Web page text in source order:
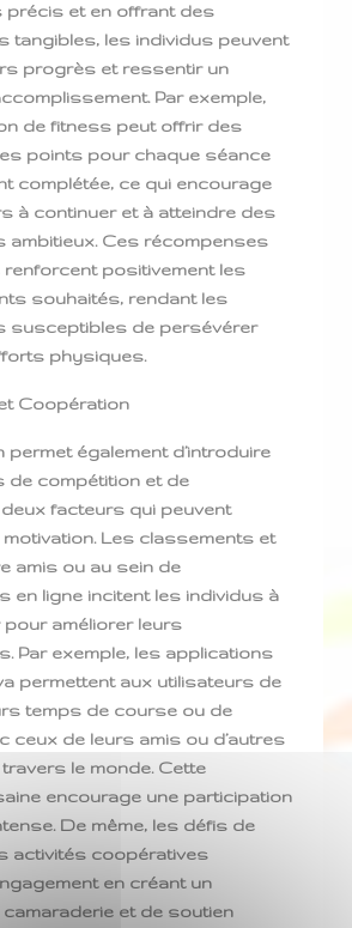
précis et en offrant des
tangibles, les individus peuvent
progrès et ressentir un
Par exemple,
de fitness peut offrir des
points pour chaque séance
complétée, ce qui encourage
à continuer et à atteindre des
ambitieux. Ces récompenses
renforcent positivement les
souhaités, rendant les
susceptibles de persévérer
physiques.
Coopération
permet également d’introduire
de compétition et de
facteurs qui peuvent
motivation. Les classements et
amis ou au sein de
en ligne incitent les individus à
améliorer leurs
Par exemple, les applications
permettent aux utilisateurs de
temps de course ou de
ceux de leurs amis ou d’autres
le monde. Cette
encourage une participation
De même, les défis de
activités coopératives
en créant un
et de soutien